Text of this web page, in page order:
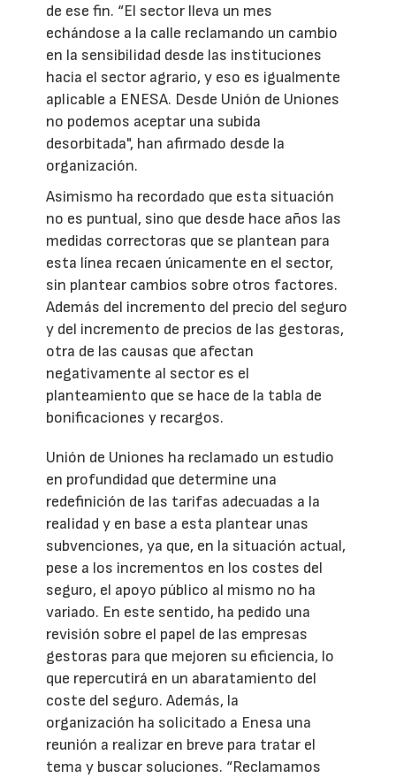
de ese fin. “El sector lleva un mes
echándose a la calle reclamando un cambio
en la sensibilidad desde las instituciones
hacia el sector agrario, y eso es igualmente
aplicable a ENESA. Desde Unión de Uniones
no podemos aceptar una subida
desorbitada", han afirmado desde la
organización.
Asimismo ha recordado que esta situación
no es puntual, sino que desde hace años las
medidas correctoras que se plantean para
esta línea recaen únicamente en el sector,
sin plantear cambios sobre otros factores.
Además del incremento del precio del seguro
y del incremento de precios de las gestoras,
otra de las causas que afectan
negativamente al sector es el
planteamiento que se hace de la tabla de
bonificaciones y recargos.
Unión de Uniones ha reclamado un estudio
en profundidad que determine una
redefinición de las tarifas adecuadas a la
realidad y en base a esta plantear unas
subvenciones, ya que, en la situación actual,
pese a los incrementos en los costes del
seguro, el apoyo público al mismo no ha
variado. En este sentido, ha pedido una
revisión sobre el papel de las empresas
gestoras para que mejoren su eficiencia, lo
que repercutirá en un abaratamiento del
coste del seguro. Además, la
organización ha solicitado a Enesa una
reunión a realizar en breve para tratar el
tema y buscar soluciones. “Reclamamos